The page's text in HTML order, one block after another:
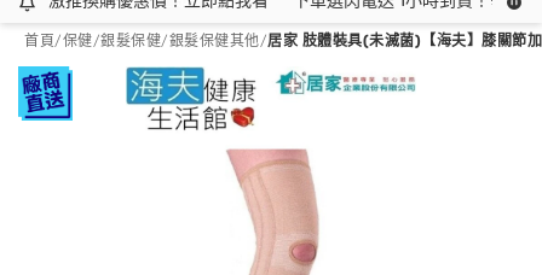
首頁/保健/銀髮保健/銀髮保健其他/居家 肢體裝具(未滅菌)【海夫】膝關節